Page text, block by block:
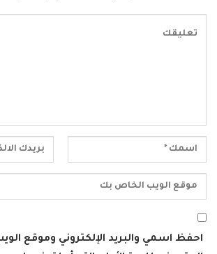
احفظ اسمي والبريد الإلكتروني وموقع